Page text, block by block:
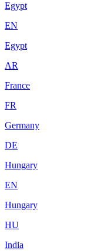
Egypt
EN
Egypt
AR
France
FR
Germany
DE
Hungary
EN
Hungary
HU
India